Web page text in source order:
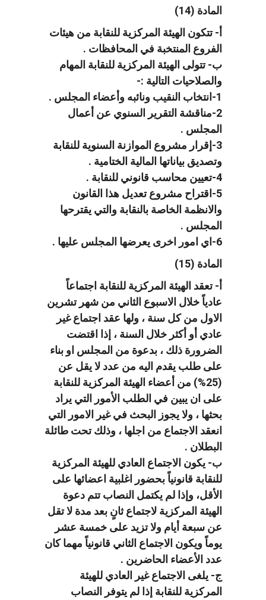
المادة (14)
أ- تتكون الهيئة المركزية للنقابة من هيئات
الفروع المنتخبة في المحافظات .
ب- تتولى الهيئة المركزية للنقابة المهام
والصلاحيات التالية :-
1-انتخاب النقيب ونائبه وأعضاء المجلس .
2-مناقشة التقرير السنوي عن أعمال
المجلس .
3-إقرار مشروع الموازنة السنوية للنقابة
وتصديق بياناتها المالية الختامية .
4-تعيين محاسب قانوني للنقابة .
5-اقتراح مشروع تعديل هذا القانون
والانظمة الخاصة بالنقابة والتي يقترحها
المجلس .
6-اي امور اخرى يعرضها المجلس عليها .
المادة (15)
أ- تعقد الهيئة المركزية للنقابة اجتماعاً
عادياً خلال الاسبوع الثاني من شهر تشرين
الاول من كل سنة ، ولها عقد اجتماع غير
عادي أو أكثر خلال السنة ، إذا اقتضت
الضرورة ذلك ، بدعوة من المجلس او بناء
على طلب يقدم اليه من عدد لا يقل عن
(25%) من أعضاء الهيئة المركزية للنقابة
على ان يبين في الطلب الأمور التي يراد
بحثها ، ولا يجوز البحث في غير الامور التي
انعقد الاجتماع من اجلها ، وذلك تحت طائلة
البطلان .
ب- يكون الاجتماع العادي للهيئة المركزية
للنقابة قانونياً بحضور اغلبية اعضائها على
الأقل، وإذا لم يكتمل النصاب تتم دعوة
الهيئة المركزية لاجتماع ثانٍ بعد مدة لا تقل
عن سبعة أيام ولا تزيد على خمسة عشر
يوماً ويكون الاجتماع الثاني قانونياً مهما كان
عدد الأعضاء الحاضرين .
ج- يلغى الاجتماع غير العادي للهيئة
المركزية للنقابة إذا لم يتوفر النصاب